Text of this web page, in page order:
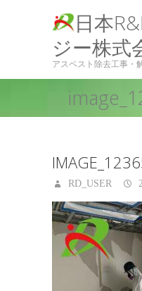
日本
ジー株式
アスベスト除去工事・
RD_USER